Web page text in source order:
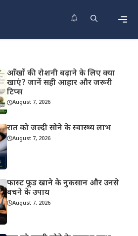
आँखों की रोशनी बढ़ाने के लिए क्या
खाएं? जानें सही आहार और जरूरी
टिप्स
August 7, 2026
रात को जल्दी सोने के स्वास्थ्य लाभ
August 7, 2026
फास्ट फूड खाने के नुकसान और उनसे
बचने के उपाय
August 7, 2026